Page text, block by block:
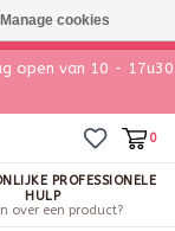
open van 10 - 17u30
0
PROFESSIONELE
HULP
over een product?
Manage cookies